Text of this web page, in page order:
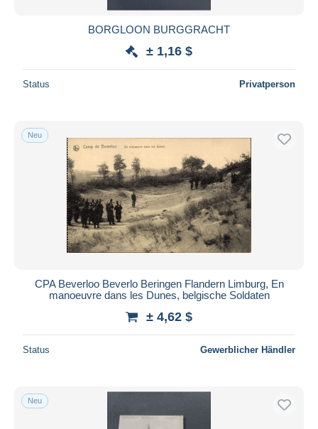
BORGLOON BURGGRACHT
± 1,16 $
Status Privatperson
Neu
CPA Beverloo Beverlo Beringen Flandern Limburg, En
manoeuvre dans les Dunes, belgische Soldaten
± 4,62 $
Status Gewerblicher Händler
Neu